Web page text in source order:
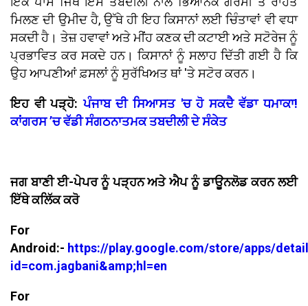
ਮਿਲਣ ਦੀ ਉਮੀਦ ਹੈ, ਉੱਥੇ ਹੀ ਇਹ ਕਿਸਾਨਾਂ ਲਈ ਚਿੰਤਾਵਾਂ ਵੀ ਵਧਾ
ਸਕਦੀ ਹੈ। ਤੇਜ਼ ਹਵਾਵਾਂ ਅਤੇ ਮੀਂਹ ਕਣਕ ਦੀ ਕਟਾਈ ਅਤੇ ਸਟੋਰੇਜ ਨੂੰ
ਪ੍ਰਭਾਵਿਤ ਕਰ ਸਕਦੇ ਹਨ। ਕਿਸਾਨਾਂ ਨੂੰ ਸਲਾਹ ਦਿੱਤੀ ਗਈ ਹੈ ਕਿ
ਉਹ ਆਪਣੀਆਂ ਫ਼ਸਲਾਂ ਨੂੰ ਸੁਰੱਖਿਅਤ ਥਾਂ 'ਤੇ ਸਟੋਰ ਕਰਨ।
ਇਹ ਵੀ ਪੜ੍ਹੋ:ਪੰਜਾਬ ਦੀ ਸਿਆਸਤ 'ਚ ਹੋ ਸਕਦੈ ਵੱਡਾ ਧਮਾਕਾ!
ਕਾਂਗਰਸ ’ਚ ਵੱਡੀ ਸੰਗਠਨਾਤਮਕ ਤਬਦੀਲੀ ਦੇ ਸੰਕੇਤ
ਜਗ ਬਾਣੀ ਈ-ਪੇਪਰ ਨੂੰ ਪੜ੍ਹਨ ਅਤੇ ਐਪ ਨੂੰ ਡਾਊਨਲੋਡ ਕਰਨ ਲਈ
ਇੱਥੇ ਕਲਿੱਕ ਕਰੋ
For
Android:- https://play.google.com/store/apps/
id=com.jagbani&amp;hl=en
For